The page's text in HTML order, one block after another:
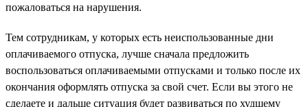
пожаловаться на нарушения.
Тем сотрудникам, у которых есть неиспользованные дни
оплачиваемого отпуска, лучше сначала предложить
воспользоваться оплачиваемыми отпусками и только после их
окончания оформлять отпуска за свой счет. Если вы этого не
сделаете и дальше ситуация будет развиваться по худшему